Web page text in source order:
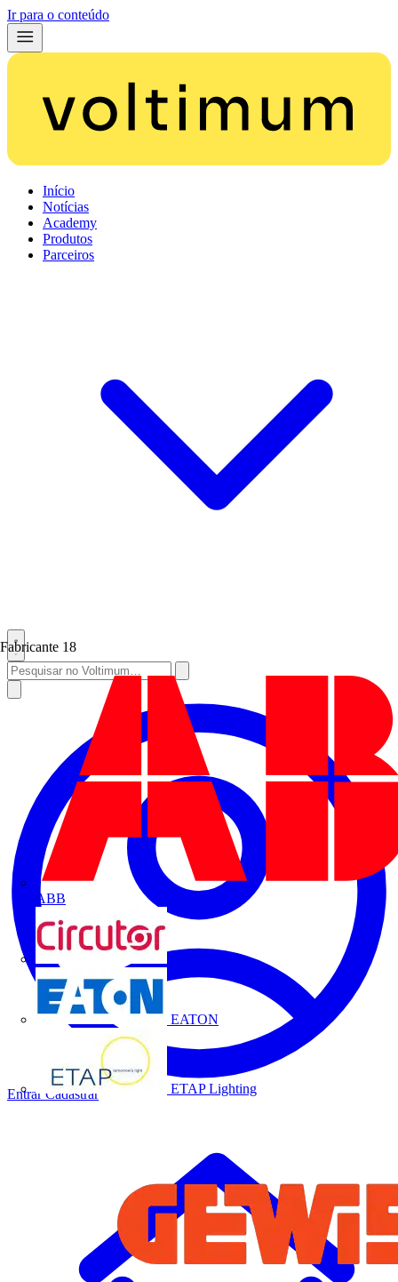
Ir para o conteúdo
Início
Notícias
Academy
Produtos
Parceiros
Fabricante 18
ABB
CIRCUTOR
EATON
ETAP Lighting
Entrar Cadastrar